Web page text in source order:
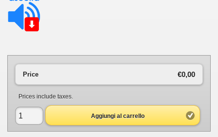
€0,00
Price
Prices include taxes.
Aggiungi al carrello